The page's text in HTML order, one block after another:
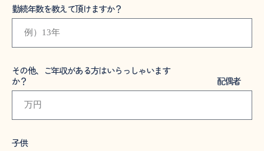
勤続年数を教えて頂けますか？
その他、ご年収がある方はいらっしゃいます
か？ 配偶者
子供